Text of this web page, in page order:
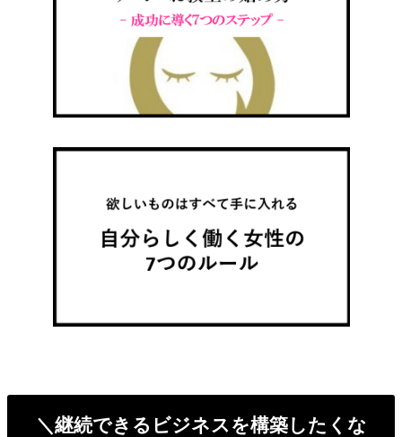
＼継続できるビジネスを構築したくな